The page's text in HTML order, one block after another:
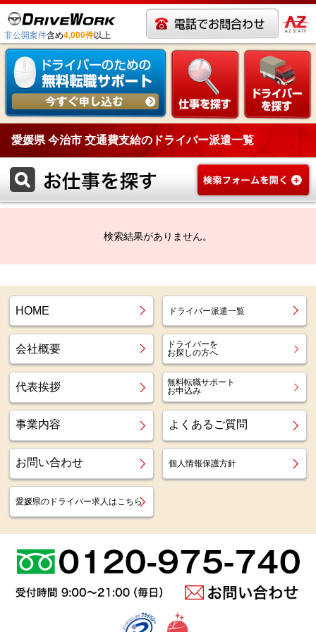
非公開案件含め4,000件以上
愛媛県 今治市 交通費支給のドライバー派遣一覧
検索結果がありません。
HOME ドライバー派遣一覧
会社概要
ドライバーを
お探しの方へ
代表挨拶
無料転職サポート
お申込み
事業内容 よくあるご質問
お問い合わせ 個人情報保護方針
愛媛県のドライバー求人はこちら